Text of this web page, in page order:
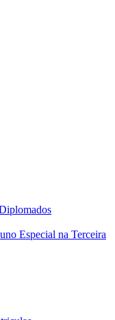
Especial na Terceira